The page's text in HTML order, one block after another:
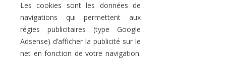
Les cookies sont les données de
navigations qui permettent aux
régies publicitaires (type Google
Adsense) d’afficher la publicité sur le
net en fonction de votre navigation.